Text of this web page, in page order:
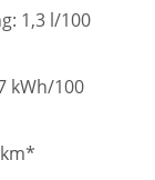
1,3 l/100
kWh/100